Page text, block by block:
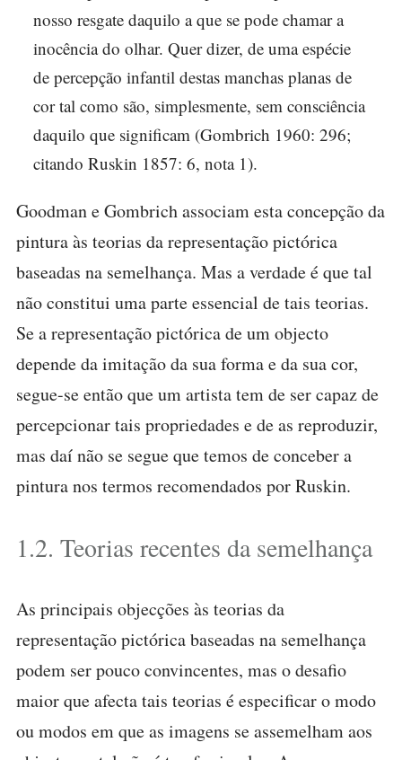
nosso resgate daquilo a que se pode chamar a
inocência do olhar. Quer dizer, de uma espécie
de percepção infantil destas manchas planas de
cor tal como são, simplesmente, sem consciência
daquilo que significam (Gombrich 1960: 296;
citando Ruskin 1857: 6, nota 1).
Goodman e Gombrich associam esta concepção da
pintura às teorias da representação pictórica
baseadas na semelhança. Mas a verdade é que tal
não constitui uma parte essencial de tais teorias.
Se a representação pictórica de um objecto
depende da imitação da sua forma e da sua cor,
segue-se então que um artista tem de ser capaz de
percepcionar tais propriedades e de as reproduzir,
mas daí não se segue que temos de conceber a
pintura nos termos recomendados por Ruskin.
1.2. Teorias recentes da semelhança
As principais objecções às teorias da
representação pictórica baseadas na semelhança
podem ser pouco convincentes, mas o desafio
maior que afecta tais teorias é especificar o modo
ou modos em que as imagens se assemelham aos